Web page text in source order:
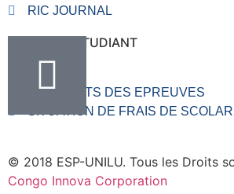
RIC JOURNAL
RUBRIQUE ETUDIANT
RESULTATS DES EPREUVES
SITUATION DE FRAIS DE
© 2018 ESP-UNILU. Tous les Droits
Congo Innova Corporation